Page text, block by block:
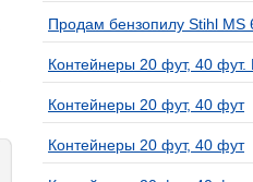
Продам бензопилу Stihl MS
Контейнеры 20 фут, 40 фут.
Контейнеры 20 фут, 40 фут
Контейнеры 20 фут, 40 фут